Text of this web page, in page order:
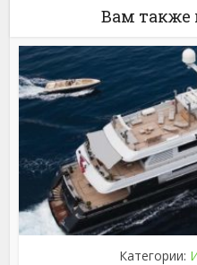
Вам также
Категории: